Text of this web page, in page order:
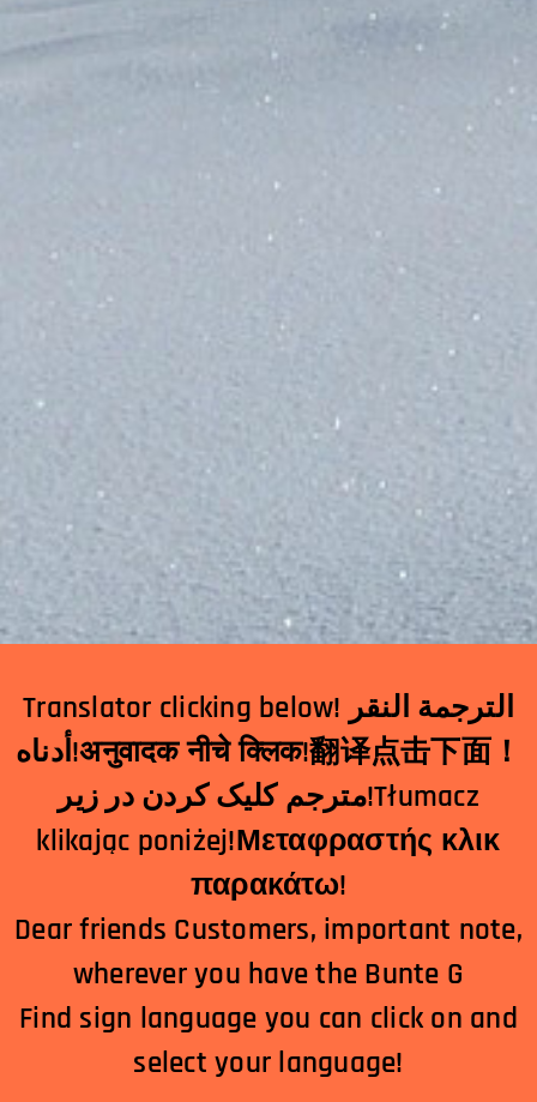
Translator clicking below! الترجمة النقر
أدناه!अनुवादक नीचे क्लिक!翻译点击下面！
مترجم کلیک کردن در زیر!Tłumacz
klikając poniżej!Μεταφραστής κλικ
παρακάτω!
Dear friends Customers, important note,
wherever you have the Bunte G
Find sign language you can click on and
select your language!